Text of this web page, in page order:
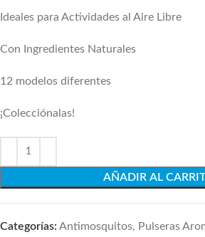
Ideales para Actividades al Aire Libre
Con Ingredientes Naturales
12 modelos diferentes
¡Colecciónalas!
AÑADIR AL
Categorías: Antimosquitos, Pulseras